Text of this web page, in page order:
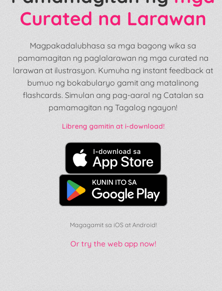
Curated na Larawan
Magpakadalubhasa sa mga bagong wika sa
pamamagitan ng paglalarawan ng mga curated na
larawan at ilustrasyon. Kumuha ng instant feedback at
bumuo ng bokabularyo gamit ang matalinong
flashcards. Simulan ang pag-aaral ng Catalan sa
pamamagitan ng Tagalog ngayon!
Libreng gamitin at i-download!
Magagamit sa iOS at Android!
Or try the web app now!